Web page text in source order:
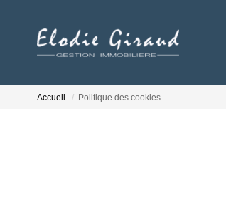
Accueil Politique des cookies